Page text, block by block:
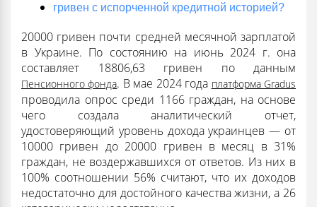
гривен с испорченной кредитной историей?
20000 гривен почти средней месячной зарплатой
в Украине. По состоянию на июнь 2024 г. она
составляет 18806,63 гривен по данным
Пенсионного фонда. В мае 2024 года платформа Gradus
проводила опрос среди 1166 граждан, на основе
чего создала аналитический отчет,
удостоверяющий уровень дохода украинцев — от
10000 гривен до 20000 гривен в месяц в 31%
граждан, не воздержавшихся от ответов. Из них в
100% соотношении 56% считают, что их доходов
недостаточно для достойного качества жизни, а 26